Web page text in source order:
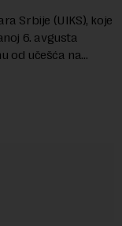
Srbije (UIKS), koje
6. avgusta
od učešća na